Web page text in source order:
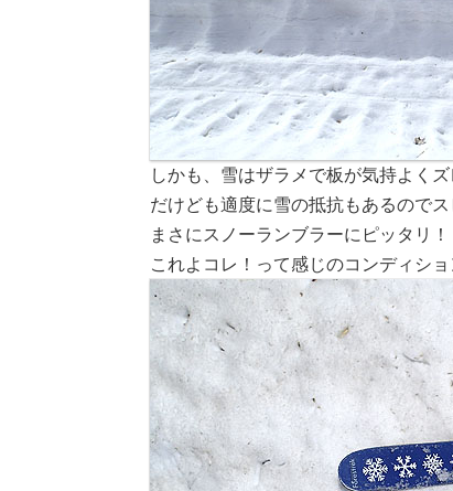
しかも、雪はザラメで板が気持よくズ
だけども適度に雪の抵抗もあるので
まさにスノーランブラーにピッタリ！
これよコレ！って感じのコンディショ